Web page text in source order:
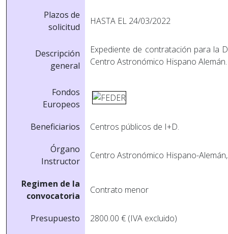
Plazos de
solicitud
HASTA EL 24/03/2022
Descripción
general
Expediente de contratación para la
Centro Astronómico Hispano Alemán.
Fondos
Europeos
Beneficiarios
Centros públicos de I+D.
Órgano
Instructor
Centro Astronómico Hispano-
Regimen de la
convocatoria
Contrato menor
Presupuesto 2800.00 € (IVA excluido)